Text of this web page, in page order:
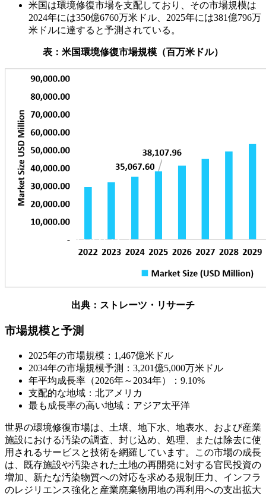
米国は環境修復市場を支配しており、その市場規模は
2024年には350億6760万米ドル、2025年には381億796万
米ドルに達すると予測されている。
表：米国環境修復市場規模（百万米ドル）
出典：ストレーツ・リサーチ
市場規模と予測
2025年の市場規模：1,467億米ドル
2034年の市場規模予測：3,201億5,000万米ドル
年平均成長率（2026年～2034年）：9.10%
支配的な地域：北アメリカ
最も成長率の高い地域：アジア太平洋
世界の環境修復市場は、土壌、地下水、地表水、および産業
施設における汚染の調査、封じ込め、処理、または除去に使
用されるサービスと技術を網羅しています。この市場の成長
は、既存施設や汚染された土地の再開発に対する官民投資の
増加、新たな汚染物質への対応を求める規制圧力、インフラ
のレジリエンス強化と産業廃棄物用地の再利用への支出拡大